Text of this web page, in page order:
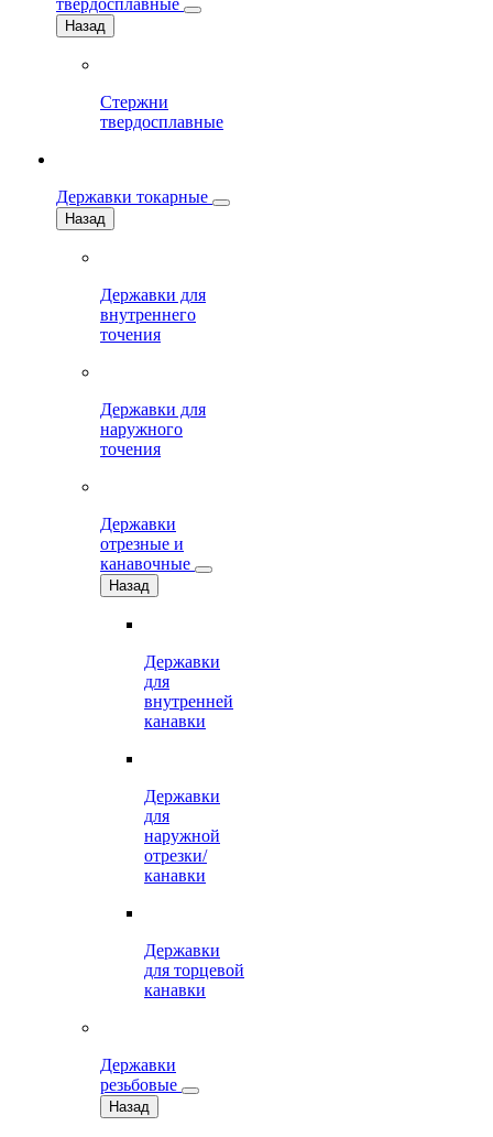
твердосплавные
Назад
Стержни
твердосплавные
Державки токарные
Назад
Державки для
внутреннего
точения
Державки для
наружного
точения
Державки
отрезные и
канавочные
Назад
Державки
для
внутренней
канавки
Державки
для
наружной
отрезки/
канавки
Державки
для торцевой
канавки
Державки
резьбовые
Назад